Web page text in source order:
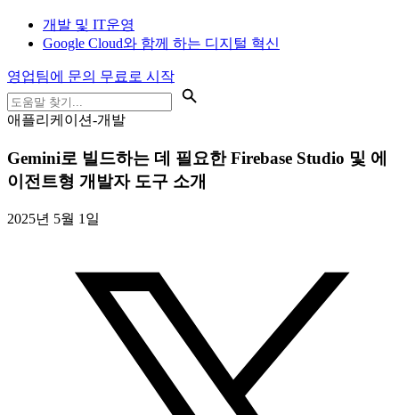
개발 및 IT운영
Google Cloud와 함께 하는 디지털 혁신
영업팀에 문의 무료로 시작
애플리케이션-개발
Gemini로 빌드하는 데 필요한 Firebase Studio 및 에
이전트형 개발자 도구 소개
2025년 5월 1일